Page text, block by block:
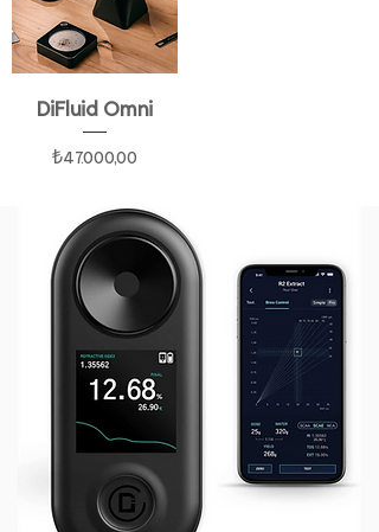
DiFluid Omni
Fiyat
₺47.000,00